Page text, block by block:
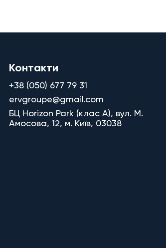
Контакти
+38 (050) 677 79 31
ervgroupe@gmail.com
БЦ Horizon Park (клас A), вул. М.
Амосова, 12, м. Київ, 03038